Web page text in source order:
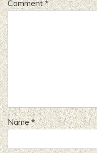
Comment*
Name*